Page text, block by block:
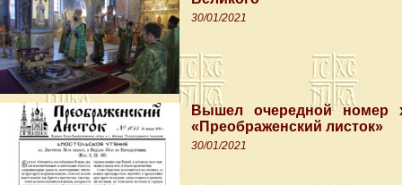
30/01/2021
Вышел очередной номер
«Преображенский листок»
30/01/2021